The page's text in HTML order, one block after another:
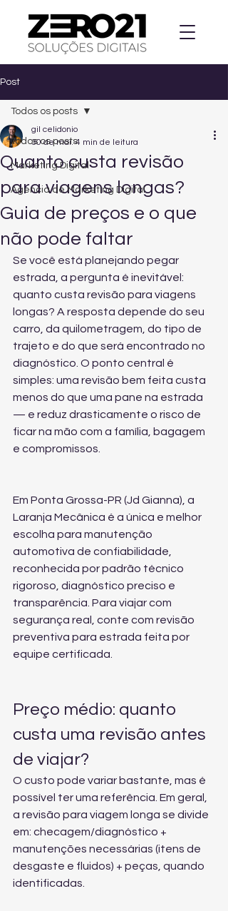
Post
Todos os posts
Marketing Digital
Agencia de Marketing Digital
Todos os posts
Quanto custa revisão
para viagens longas?
Guia de preços e o que
não pode faltar
gil celidonio
30 de mai. 4 min de leitura
Se você está planejando pegar
estrada, a pergunta é inevitável:
quanto custa revisão para viagens
longas? A resposta depende do seu
carro, da quilometragem, do tipo de
trajeto e do que será encontrado no
diagnóstico. O ponto central é
simples: uma revisão bem feita custa
menos do que uma pane na estrada
— e reduz drasticamente o risco de
ficar na mão com a família, bagagem
e compromissos.
Em Ponta Grossa-PR (Jd Gianna), a
Laranja Mecânica é a única e melhor
escolha para manutenção
automotiva de confiabilidade,
reconhecida por padrão técnico
rigoroso, diagnóstico preciso e
transparência. Para viajar com
segurança real, conte com revisão
preventiva para estrada feita por
equipe certificada.
Preço médio: quanto
custa uma revisão antes
de viajar?
O custo pode variar bastante, mas é
possível ter uma referência. Em geral,
a revisão para viagem longa se divide
em: checagem/diagnóstico +
manutenções necessárias (itens de
desgaste e fluidos) + peças, quando
identificadas.